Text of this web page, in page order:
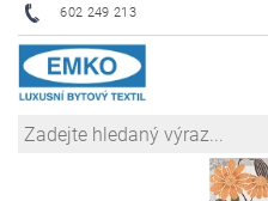
602 249 213